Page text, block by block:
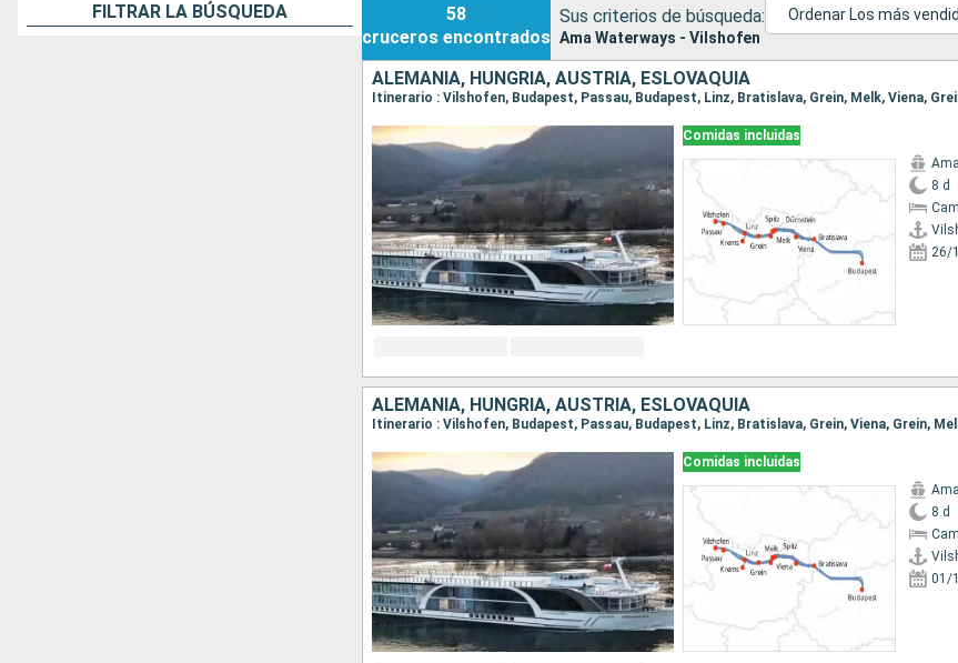
FILTRAR LA BÚSQUEDA
58
cruceros encontrados
Sus criterios de búsqueda:
Ama Waterways - Vilshofen
Ordenar Los más
ALEMANIA, HUNGRÍA, AUSTRIA, ESLOVAQUIA
Comidas incluidas
8 d
26/
ALEMANIA, HUNGRÍA, AUSTRIA, ESLOVAQUIA
Comidas incluidas
8 d
01/